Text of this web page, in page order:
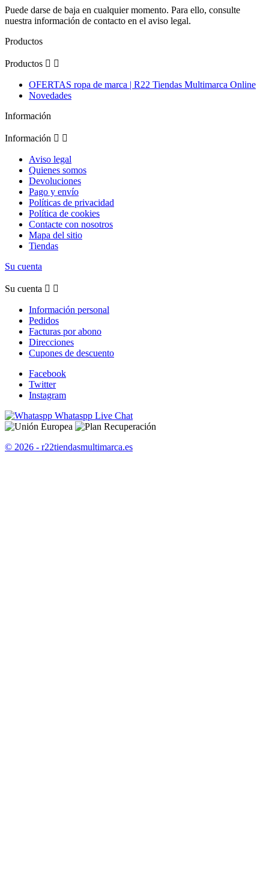
Puede darse de baja en cualquier momento. Para ello, consulte
nuestra información de contacto en el aviso legal.
Productos
Productos  
OFERTAS ropa de marca | R22 Tiendas Multimarca Online
Novedades
Información
Información  
Aviso legal
Quienes somos
Devoluciones
Pago y envío
Políticas de privacidad
Política de cookies
Contacte con nosotros
Mapa del sitio
Tiendas
Su cuenta
Su cuenta  
Información personal
Pedidos
Facturas por abono
Direcciones
Cupones de descuento
Facebook
Twitter
Instagram
Whataspp Live Chat
© 2026 - r22tiendasmultimarca.es